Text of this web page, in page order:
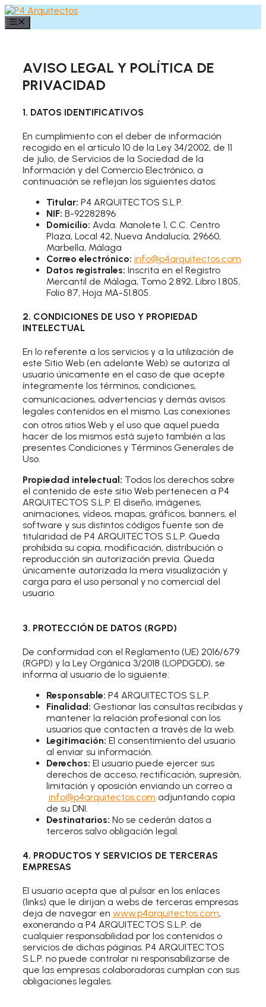
Skip
to
content
AVISO LEGAL Y POLÍTICA DE
PRIVACIDAD
1. DATOS IDENTIFICATIVOS
En cumplimiento con el deber de información
recogido en el artículo 10 de la Ley 34/2002, de 11
de julio, de Servicios de la Sociedad de la
Información y del Comercio Electrónico, a
continuación se reflejan los siguientes datos:
Titular: P4 ARQUITECTOS S.L.P.
NIF: B-92282896
Domicilio: Avda. Manolete 1, C.C. Centro
Plaza, Local 42, Nueva Andalucía, 29660,
Marbella, Málaga
Correo electrónico: info@p4arquitectos.com
Datos registrales: Inscrita en el Registro
Mercantil de Málaga, Tomo 2.892, Libro 1.805,
Folio 87, Hoja MA-51.805.
2. CONDICIONES DE USO Y PROPIEDAD
INTELECTUAL
En lo referente a los servicios y a la utilización de
este Sitio Web (en adelante Web) se autoriza al
usuario únicamente en el caso de que acepte
íntegramente los términos, condiciones,
comunicaciones, advertencias y demás avisos
legales contenidos en el mismo. Las conexiones
con otros sitios Web y el uso que aquel pueda
hacer de los mismos está sujeto también a las
presentes Condiciones y Términos Generales de
Uso.
Propiedad intelectual: Todos los derechos sobre
el contenido de este sitio Web pertenecen a P4
ARQUITECTOS S.L.P. El diseño, imágenes,
animaciones, vídeos, mapas, gráficos, banners, el
software y sus distintos códigos fuente son de
titularidad de P4 ARQUITECTOS S.L.P. Queda
prohibida su copia, modificación, distribución o
reproducción sin autorización previa. Queda
únicamente autorizada la mera visualización y
carga para el uso personal y no comercial del
usuario.
3. PROTECCIÓN DE DATOS (RGPD)
De conformidad con el Reglamento (UE) 2016/679
(RGPD) y la Ley Orgánica 3/2018 (LOPDGDD), se
informa al usuario de lo siguiente:
Responsable: P4 ARQUITECTOS S.L.P.
Finalidad: Gestionar las consultas recibidas y
mantener la relación profesional con los
usuarios que contacten a través de la web.
Legitimación: El consentimiento del usuario
al enviar su información.
Derechos: El usuario puede ejercer sus
derechos de acceso, rectificación, supresión,
limitación y oposición enviando un correo a
info@p4arquitectos.com adjuntando copia
de su DNI.
Destinatarios: No se cederán datos a
terceros salvo obligación legal.
4. PRODUCTOS Y SERVICIOS DE TERCERAS
EMPRESAS
El usuario acepta que al pulsar en los enlaces
(links) que le dirijan a webs de terceras empresas
deja de navegar en www.p4arquitectos.com,
exonerando a P4 ARQUITECTOS S.L.P. de
cualquier responsabilidad por los contenidos o
servicios de dichas páginas. P4 ARQUITECTOS
S.L.P. no puede controlar ni responsabilizarse de
que las empresas colaboradoras cumplan con sus
obligaciones legales.